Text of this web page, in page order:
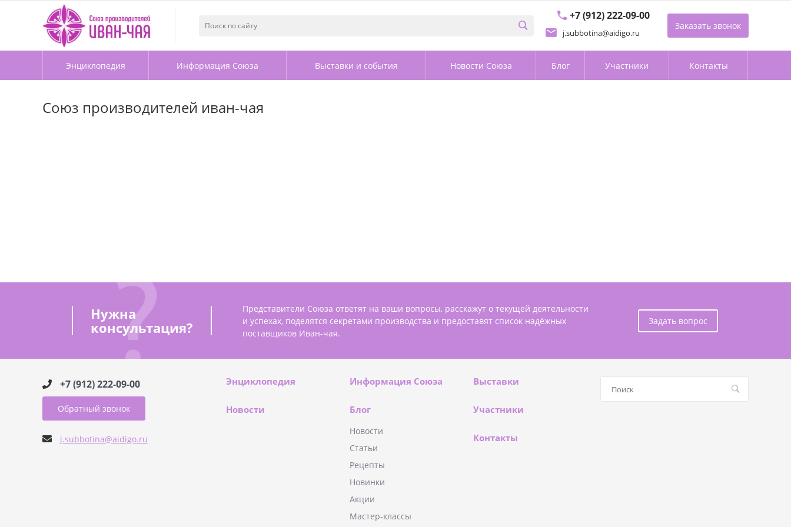
+7 (912) 222-09-00
j.subbotina@aidigo.ru
Заказать звонок
Энциклопедия Информация Союза Выставки и события Новости Союза Блог Участники Контакты
Союз производителей иван-чая
Нужна
консультация?
Представители Союза ответят на ваши вопросы, расскажут о текущей деятельности
и успехах, поделятся секретами производства и предоставят список надёжных
поставщиков Иван-чая.
Задать вопрос
+7 (912) 222-09-00
Обратный звонок
j.subbotina@aidigo.ru
Энциклопедия Информация Союза Выставки
Новости Блог
Новости
Статьи
Рецепты
Новинки
Акции
Мастер-классы
Участники
Контакты